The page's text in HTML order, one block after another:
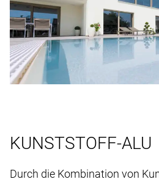
KUNSTSTOFF-ALU
Durch die Kombination von